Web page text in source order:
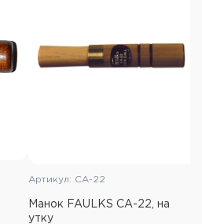
Артикул: CA-22
Манок FAULKS СА-22, на
утку